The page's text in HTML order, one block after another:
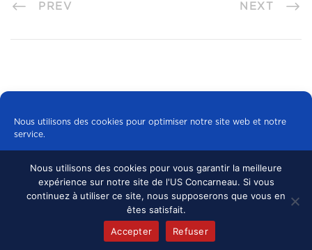
Nous utilisons des cookies pour optimiser notre site web et notre
service.
Tous les cookies
Refuser
Politique de cookies mentions légales
PREV NEXT
© 2024 US CONCARNEAU, TOUS DROITS
RÉSERVÉS. MENTIONS LÉGALES •
Nous utilisons des cookies pour vous garantir la meilleure
expérience sur notre site de l'US Concarneau. Si vous
continuez à utiliser ce site, nous supposerons que vous en
êtes satisfait.
Accepter
Refuser